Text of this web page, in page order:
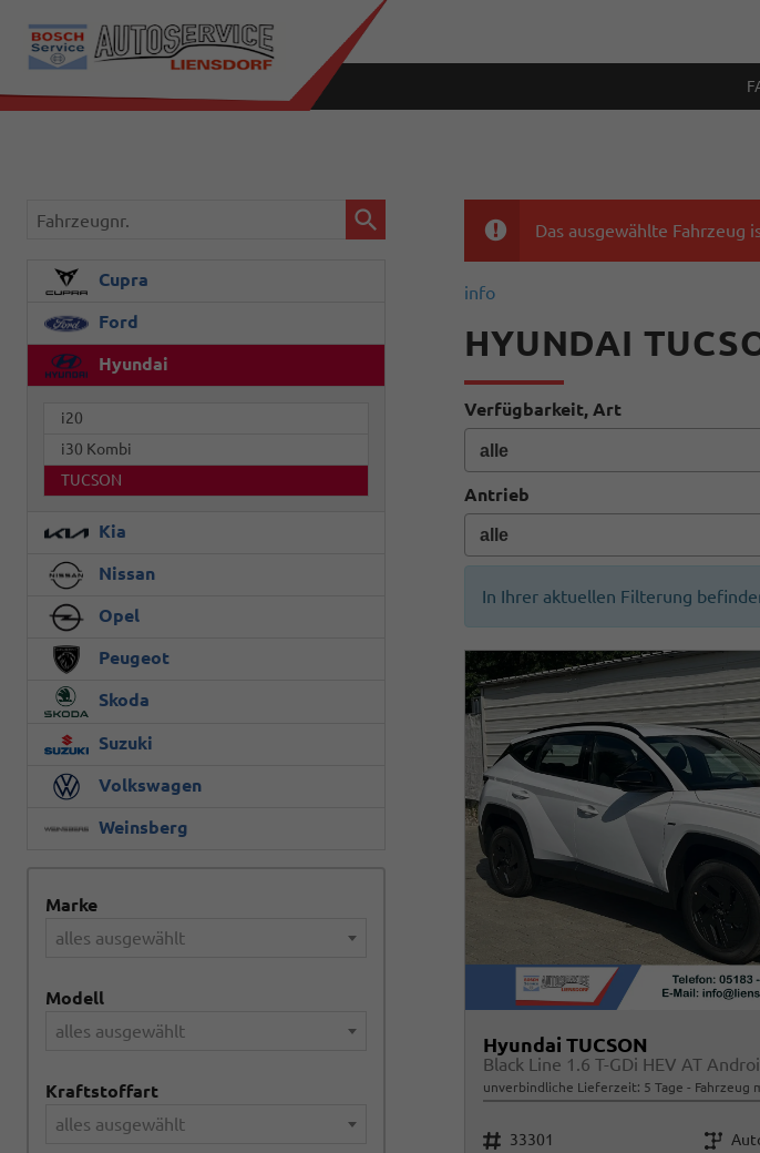
Das ausgewählte Fahrzeug
info
HYUNDAI
Verfügbarkeit, Art
Antrieb
In Ihrer aktuellen Filterung
Hyundai TUCSON
unverbindliche Lieferzeit: 5 Tage Fahrzeug
Fahrzeugnr. 33301 Getriebe
Fahrzeugnr.
Cupra
Ford
Hyundai
i20
i30 Kombi
TUCSON
Kia
Nissan
Opel
Peugeot
Skoda
Suzuki
Volkswagen
Weinsberg
Marke
alles ausgewählt
Modell
alles ausgewählt
Kraftstoffart
alles ausgewählt